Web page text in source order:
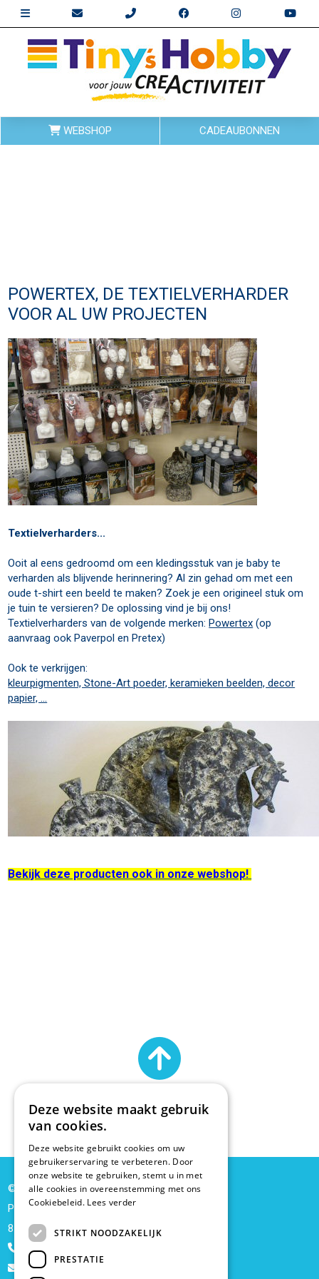
WEBSHOP CADEAUBONNEN
POWERTEX, DE TEXTIELVERHARDER
VOOR AL UW PROJECTEN
Textielverharders...
Ooit al eens gedroomd om een kledingsstuk van je baby te
verharden als blijvende herinnering? Al zin gehad om met een
oude t-shirt een beeld te maken? Zoek je een origineel stuk om
je tuin te versieren? De oplossing vind je bij ons!
Textielverharders van de volgende merken:Powertex (op
aanvraag ook Paverpol en Pretex)
Ook te verkrijgen:
kleurpigmenten, Stone-Art poeder, keramieken beelden, decor
papier, ...
Bekijk deze producten ook in onze webshop!
© Tiny's hobby
Passionistenlaan 3
8500 Kortrijk
+32 56/21.45.16
info@tinyshobby.be
Deze website maakt gebruik
van cookies.
Deze website gebruikt cookies om uw
gebruikerservaring te verbeteren. Door
onze website te gebruiken, stemt u in met
alle cookies in overeenstemming met ons
Cookiebeleid. Lees verder
STRIKT NOODZAKELIJK
PRESTATIE